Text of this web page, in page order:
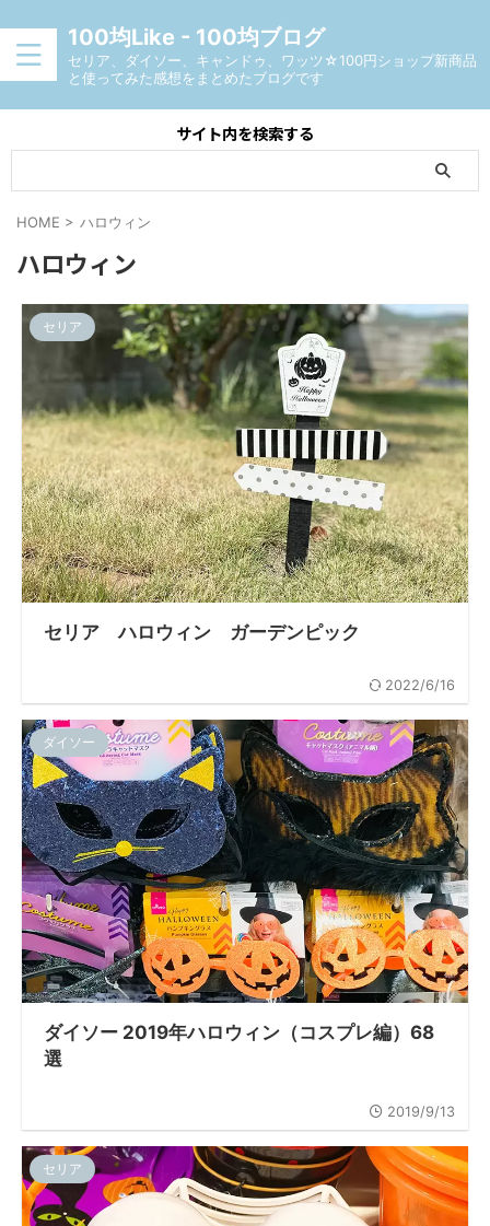
100均Like - 100均ブログ
セリア、ダイソー、キャンドゥ、ワッツ☆100円ショップ新商品
と使ってみた感想をまとめたブログです
サイト内を検索する
HOME > ハロウィン
ハロウィン
セリア
セリア ハロウィン ガーデンピック
2022/6/16
ダイソー
ダイソー 2019年ハロウィン（コスプレ編）68
選
2019/9/13
セリア